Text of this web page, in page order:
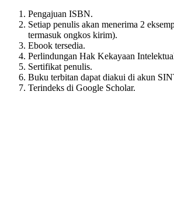
Pengajuan ISBN.
Setiap penulis akan menerima 2
termasuk ongkos kirim).
Ebook tersedia.
Perlindungan Hak Kekayaan
Sertifikat penulis.
Buku terbitan dapat diakui di akun
Terindeks di Google Scholar.